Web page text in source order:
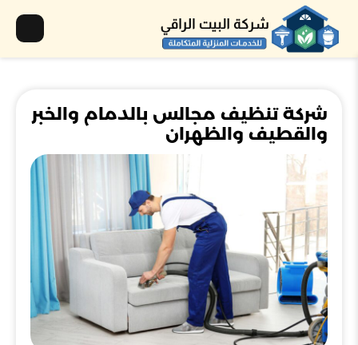
شركة تنظيف مجالس بالدمام والخبر
والقطيف والظهران